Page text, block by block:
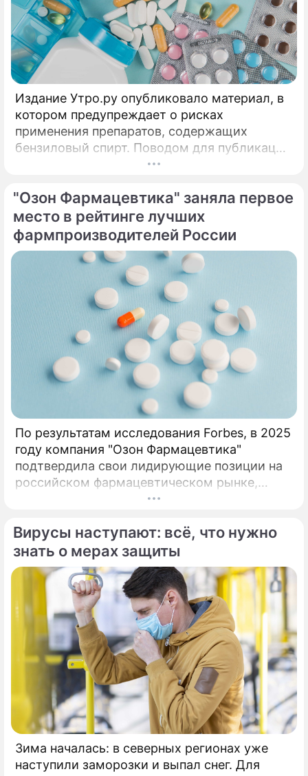
Издание Утро.ру опубликовало материал, в
котором предупреждает о рисках
применения препаратов, содержащих
бензиловый спирт. Поводом для публикации
стала ситуация, складывающаяся на рынке
высокие цены на оригинальные версии в
США и ряде других стран привели к росту
числа более доступных аналогов, состав
которых может существенно отличаться от
оригинала.
"Озон Фармацевтика" заняла первое
место в рейтинге лучших
фармпроизводителей России
По результатам исследования Forbes, в 2025
году компания "Озон Фармацевтика"
подтвердила свои лидирующие позиции на
российском фармацевтическом рынке,
набрав 97 баллов из 110. При валовом
продаж 29,3%. По результатам
исследования Forbes, в 2025 году компания
«Озон Фармацевтика» подтвердила свои
лидирующие позиции на российском
фармацевтическом рынке, набрав 97 баллов
из 110.
Вирусы наступают: всё, что нужно
знать о мерах защиты
Зима началась: в северных регионах уже
наступили заморозки и выпал снег. Для